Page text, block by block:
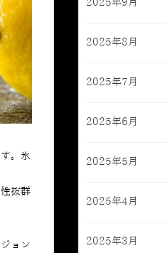
。氷
抜群
ョン
2025年9月
2025年8月
2025年7月
2025年6月
2025年5月
2025年4月
2025年3月